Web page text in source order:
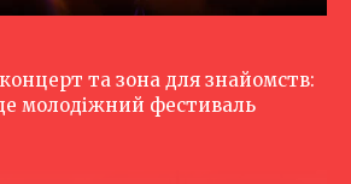
та зона для знайомств:
молодіжний фестиваль